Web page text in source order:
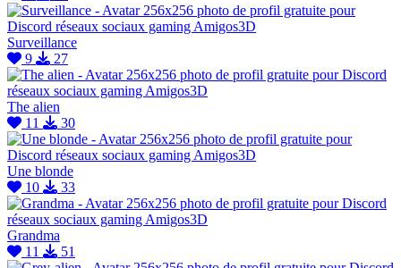
Surveillance
9
27
The alien
11
30
Une blonde
10
33
Grandma
11
51